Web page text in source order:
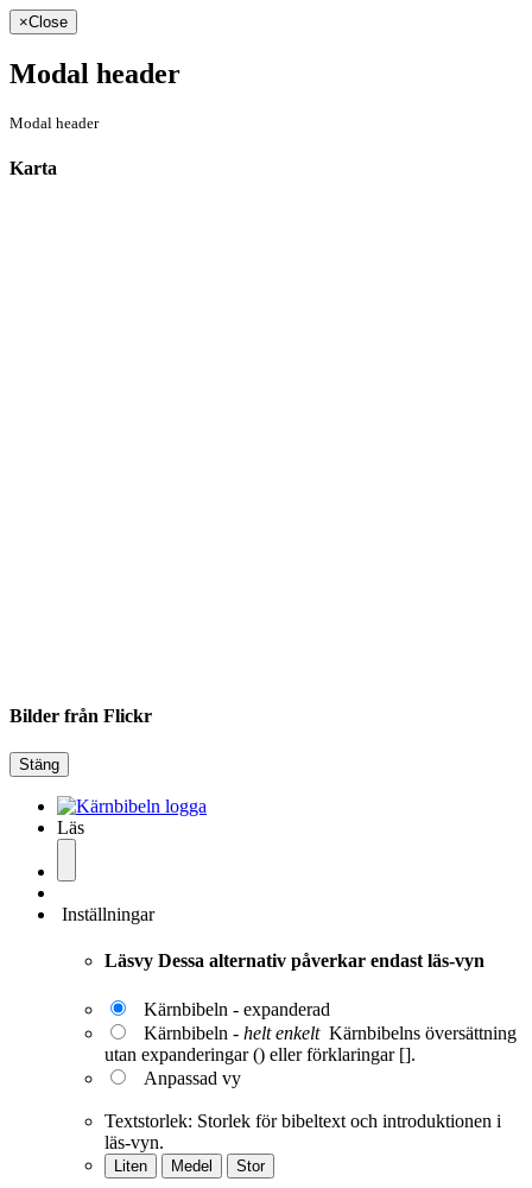
×Close
Modal header
Modal header
Karta
Bilder från Flickr
Stäng
Läs
Inställningar
Läsvy Dessa alternativ påverkar endast läs-vyn
Kärnbibeln - expanderad
Kärnbibeln - helt enkelt Kärnbibelns översättning
utan expanderingar () eller förklaringar [].
Anpassad vy
Textstorlek: Storlek för bibeltext och introduktionen i
läs-vyn.
Liten Medel Stor